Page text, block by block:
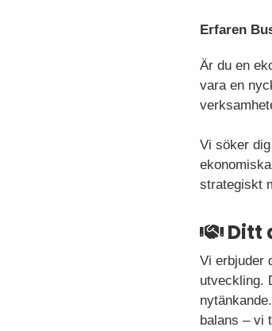
Erfaren
Är du en
vara en
Vi söker
strategiskt
Ditt
Vi erbjuder
utveckling.
balans – vi